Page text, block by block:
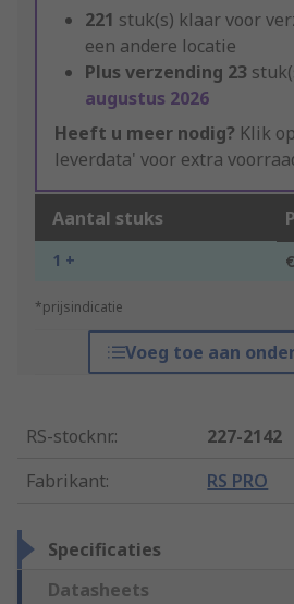
221 stuk(s) klaar voor
een andere locatie
Plus verzending 23
augustus 2026
Heeft u meer nodig? Klik
leverdata' voor extra
Aantal stuks
1 +
*prijsindicatie
Voeg toe aan
RS-stocknr.:
227-2142
Fabrikant: RS PRO
Specificaties
Datasheets